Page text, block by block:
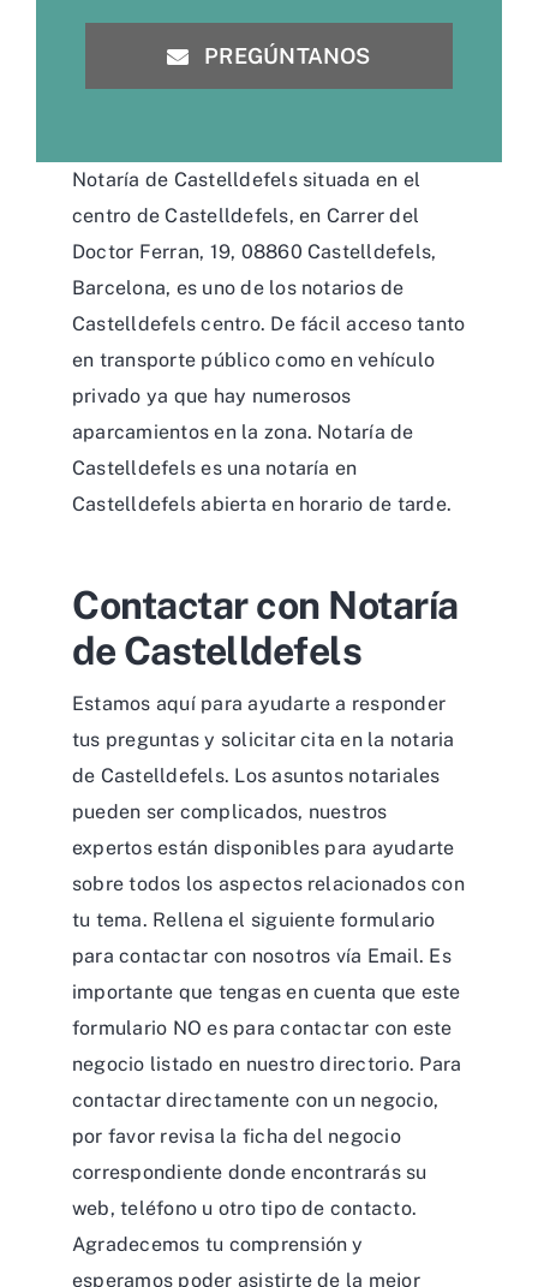
PREGÚNTANOS
Notaría de Castelldefels situada en el
centro de Castelldefels, en Carrer del
Doctor Ferran, 19, 08860 Castelldefels,
Barcelona, es uno de los notarios de
Castelldefels centro. De fácil acceso tanto
en transporte público como en vehículo
privado ya que hay numerosos
aparcamientos en la zona. Notaría de
Castelldefels es una notaría en
Castelldefels abierta en horario de tarde.
Contactar con Notaría
de Castelldefels
Estamos aquí para ayudarte a responder
tus preguntas y solicitar cita en la notaria
de Castelldefels. Los asuntos notariales
pueden ser complicados, nuestros
expertos están disponibles para ayudarte
sobre todos los aspectos relacionados con
tu tema. Rellena el siguiente formulario
para contactar con nosotros vía Email. Es
importante que tengas en cuenta que este
formulario NO es para contactar con este
negocio listado en nuestro directorio. Para
contactar directamente con un negocio,
por favor revisa la ficha del negocio
correspondiente donde encontrarás su
web, teléfono u otro tipo de contacto.
Agradecemos tu comprensión y
esperamos poder asistirte de la mejor